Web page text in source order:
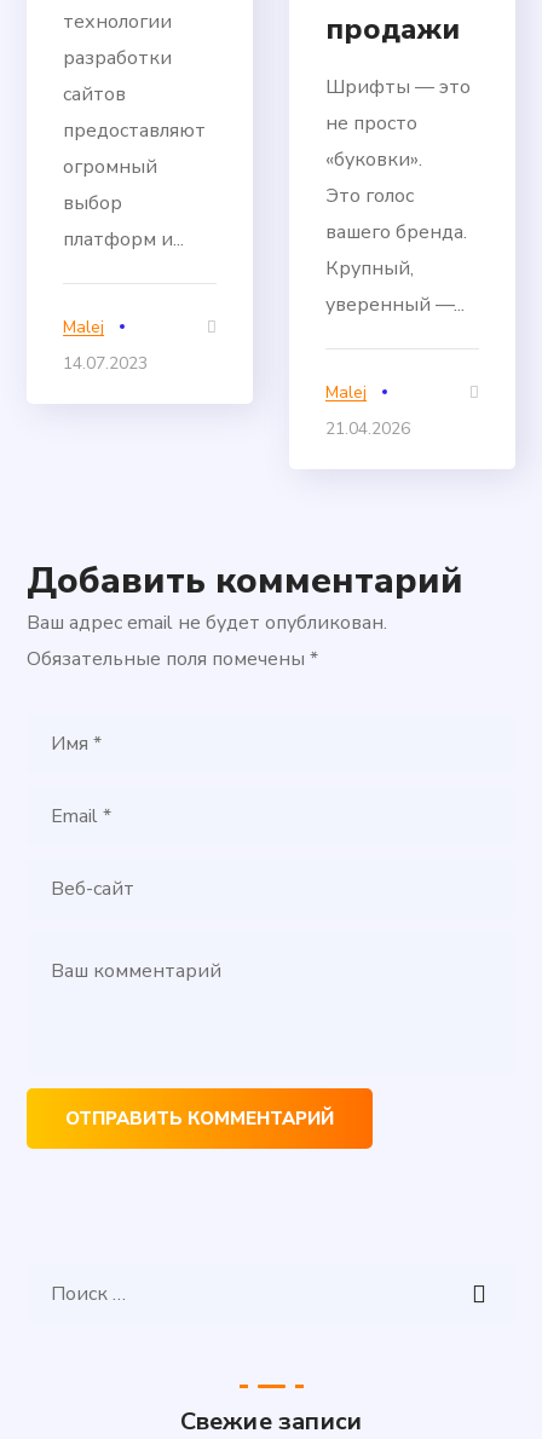
технологии
разработки
сайтов
предоставляют
огромный
выбор
платформ и...
Malej
14.07.2023
продажи
Шрифты — это
не просто
«буковки».
Это голос
вашего бренда.
Крупный,
уверенный —...
Malej
21.04.2026
Добавить комментарий
Ваш адрес email не будет опубликован.
Обязательные поля помечены*
Свежие записи